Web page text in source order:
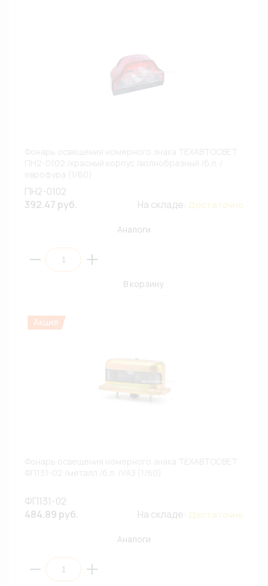
ПН2-0102
392.47 руб.
На складе: Достаточно
Аналоги
В корзину
ФП131-02
484.89 руб.
На складе: Достаточно
Аналоги